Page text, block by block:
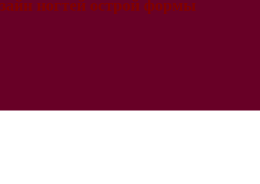
ногтей острой формы